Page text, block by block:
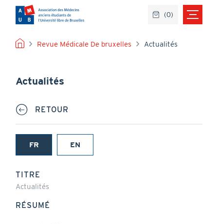
contenu
principal
FIL
Revue Médicale De bruxelles Actualités
Actualités
RETOUR
FR
(onglet
EN
TITRE
Actualités
RÉSUMÉ
(0)